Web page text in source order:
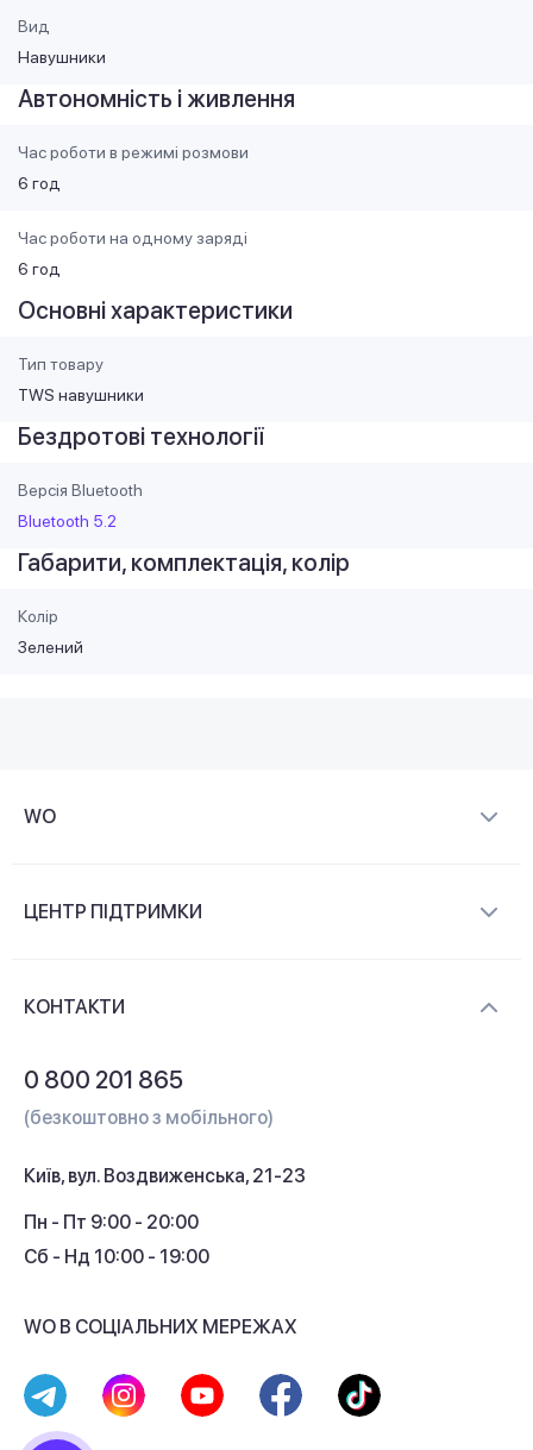
Вид
Навушники
Автономність і живлення
Час роботи в режимі розмови
6 год
Час роботи на одному заряді
6 год
Основні характеристики
Тип товару
TWS навушники
Бездротові технології
Версія Bluetooth
Bluetooth 5.2
Габарити, комплектація, колір
Колір
Зелений
WO
Контакти
ЦЕНТР ПІДТРИМКИ
Кешбек
КОНТАКТИ
0 800 201 865
(безкоштовно з мобільного)
Київ, вул. Воздвиженська, 21-23
Пн - Пт 9:00 - 20:00
Сб - Нд 10:00 - 19:00
WO В СОЦІАЛЬНИХ МЕРЕЖАХ